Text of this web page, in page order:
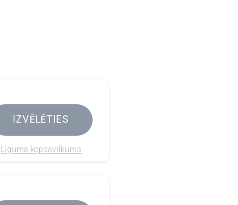
IZVĒLĒTIES
Līguma kopsavilkums